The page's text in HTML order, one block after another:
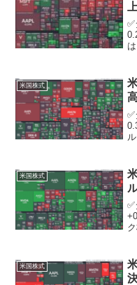
米国株式
米国株式
米国株式